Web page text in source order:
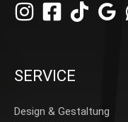
SERVICE
Design & Gestaltung